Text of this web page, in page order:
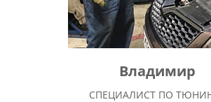
Владимир
СПЕЦИАЛИСТ ПО